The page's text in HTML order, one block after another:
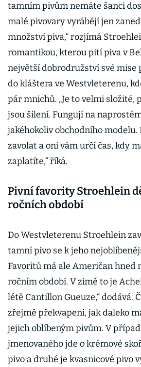
tamním pivům nemáte šanci
malé pivovary vyrábějí jen
množství piva,“ rozjímá
romantikou, kterou pití piva v
největší dobrodružství své mise
do kláštera ve Westvleterenu,
pár mnichů. „Je to velmi složité,
jsou šílení. Fungují na
jakéhokoliv obchodního
zavolat a oni vám určí čas, kdy
zaplatíte,“ říká.
Pivní favority Stroehlein
ročních období
Do Westvleterenu Stroehlein
tamní pivo se k jeho
Favoritů má ale Američan hned
ročním období. V zimě to je
létě Cantillon Gueuze,“ dodává.
zřejmě překvapeni, jak daleko
jejich oblíbeným pivům. V
jmenovaného jde o krémové
pivo a druhé je kvasnicové pivo